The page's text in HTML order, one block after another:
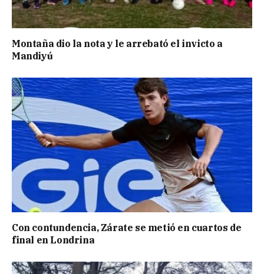
Montaña dio la nota y le arrebató el invicto a
Mandiyú
Con contundencia, Zárate se metió en cuartos de
final en Londrina